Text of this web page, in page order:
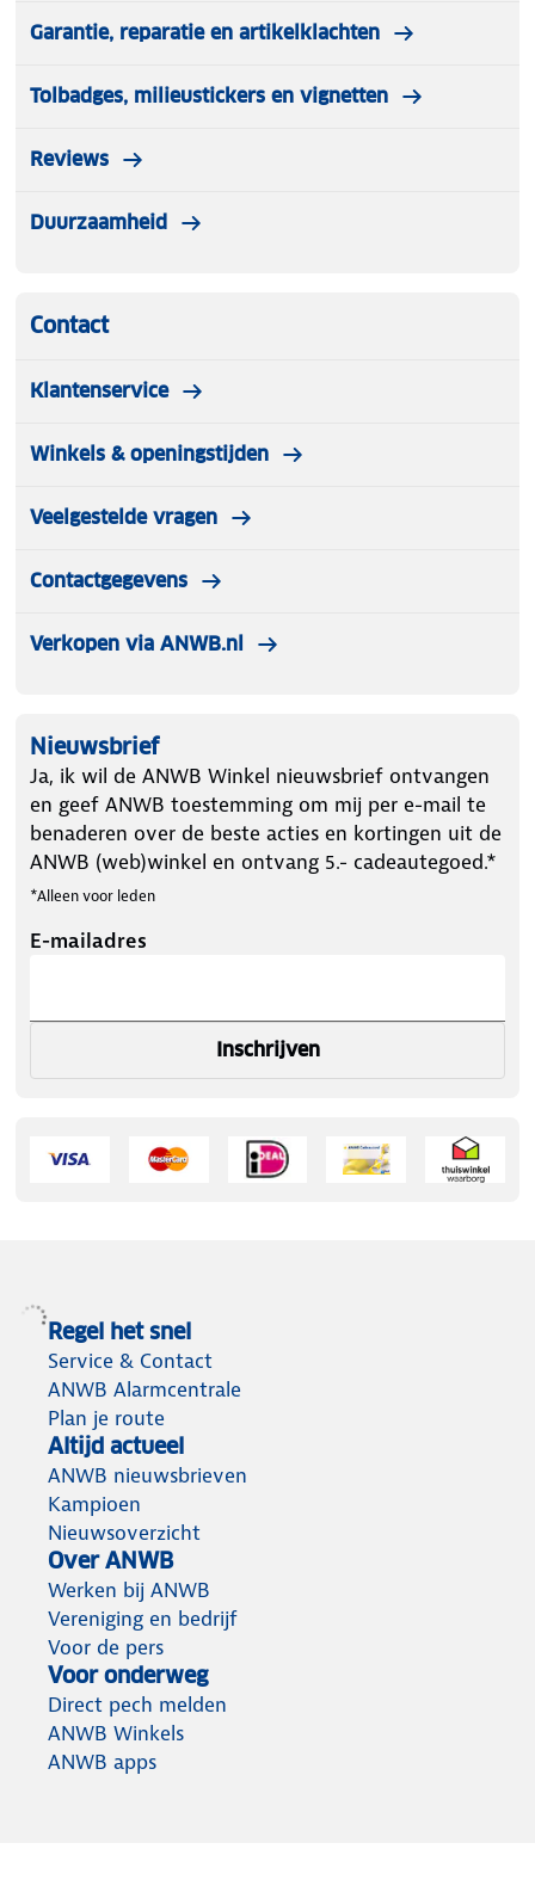
Garantie, reparatie en artikelklachten
Tolbadges, milieustickers en vignetten
Reviews
Duurzaamheid
Contact
Klantenservice
Winkels & openingstijden
Veelgestelde vragen
Contactgegevens
Verkopen via ANWB.nl
Nieuwsbrief
Ja, ik wil de ANWB Winkel nieuwsbrief ontvangen
en geef ANWB toestemming om mij per e-mail te
benaderen over de beste acties en kortingen uit de
ANWB (web)winkel en ontvang 5.- cadeautegoed.*
*Alleen voor leden
E-mailadres
Inschrijven
Regel het snel
Service & Contact
ANWB Alarmcentrale
Plan je route
Altijd actueel
ANWB nieuwsbrieven
Kampioen
Nieuwsoverzicht
Over ANWB
Werken bij ANWB
Vereniging en bedrijf
Voor de pers
Voor onderweg
Direct pech melden
ANWB Winkels
ANWB apps